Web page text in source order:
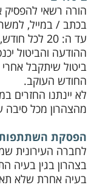
הורה רשאי
בכתב / במייל,
עד ה: 20
ההודעה והביטול
החודש העוקב.
לא יינתנו החזרים
מהצהרון מכל סיבה
הפסקת השתתפות
לחברה העירונית
בצהרון בגין בעיה
בעיה אחרת שלא